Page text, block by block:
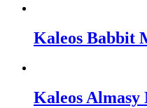
Kaleos Babbit
Kaleos Almasy